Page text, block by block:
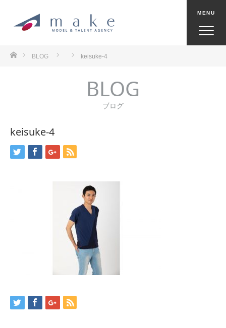
ホームBLOG keisuke-4
BLOG
ブログ
keisuke-4